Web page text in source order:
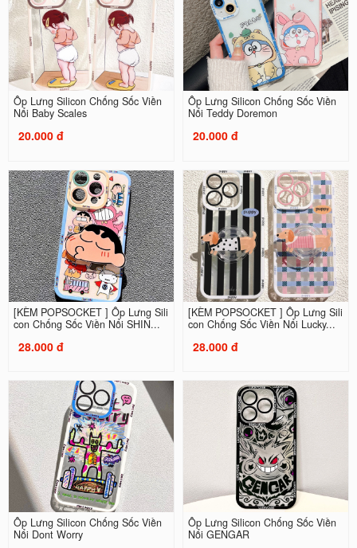
Ốp Lưng Silicon Chống Sốc Viền
Nổi Baby Scales
20.000 đ
Ốp Lưng Silicon Chống Sốc Viền
Nổi Teddy Doremon
20.000 đ
[KÈM POPSOCKET ] Ốp Lưng Sili
con Chống Sốc Viền Nổi SHIN...
28.000 đ
[KÈM POPSOCKET ] Ốp Lưng Sili
con Chống Sốc Viền Nổi Lucky...
28.000 đ
Ốp Lưng Silicon Chống Sốc Viền
Nổi Dont Worry
Ốp Lưng Silicon Chống Sốc Viền
Nổi GENGAR